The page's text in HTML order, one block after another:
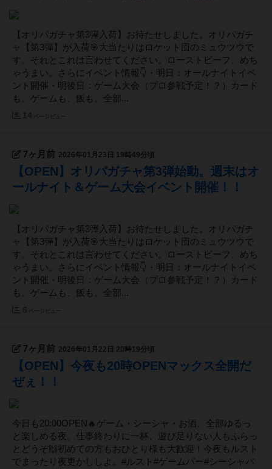
【オリパガチャ第3弾入荷】お待たせしました。オリパガチ
ャ【第3弾】が入荷🎯大当たりはロケット団のミュウツウで
す。それとこれは言わせてください。ローストビーフ、めち
ゃうまい。さらにイベント情報👇・明日：オールナイトイベ
ント開催・明後日：ゲーム大会（プロ参戦予定！？）カード
も、ゲームも、飯も。全部...
7ヶ月前 2026年01月23日 19時49分頃
【OPEN】オリパガチャ第3弾始動。週末はオ
ールナイト＆ゲーム大会イベント開催！！
【オリパガチャ第3弾入荷】お待たせしました。オリパガチ
ャ【第3弾】が入荷🎯大当たりはロケット団のミュウツウで
す。それとこれは言わせてください。ローストビーフ、めち
ゃうまい。さらにイベント情報👇・明日：オールナイトイベ
ント開催・明後日：ゲーム大会（プロ参戦予定！？）カード
も、ゲームも、飯も。全部...
7ヶ月前 2026年01月22日 20時19分頃
【OPEN】今夜も20時OPENマックス全開だ
ぜぇ！！
今日も20:00OPEN🔥ゲーム・シーシャ・お酒、全部ゆるっ
と楽しめる夜。仕事終わりに一杯、遊び足りない人もふらっ
とどうぞ🙌初めての方もおひとり様も大歓迎！今夜もルスト
でまったり夜更かししよ。#ルスト#ゲームバー#シーシャバ